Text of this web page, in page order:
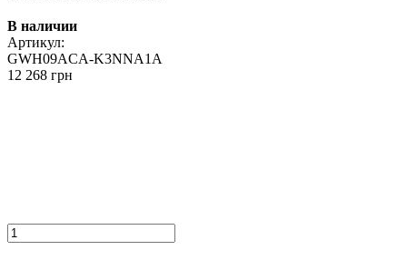
В наличии
Артикул:
GWH09ACA-K3NNA1A
12 268 грн